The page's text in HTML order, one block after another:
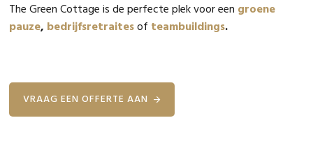
The Green Cottage is de perfecte plek voor een groene
pauze, bedrijfsretraitesof teambuildings.
VRAAG EEN OFFERTE AAN